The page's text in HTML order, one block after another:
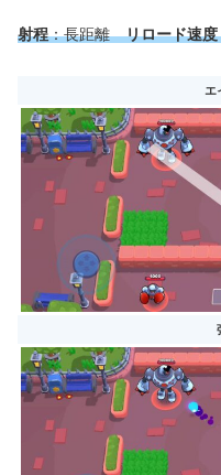
射程：長距離リロード速度
エ